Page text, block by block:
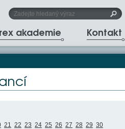
akademie Kontakt
21 22 23 24 25 26 27 28 29 30